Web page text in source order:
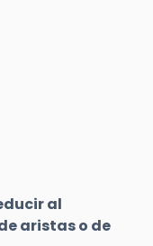
al
aristas o de